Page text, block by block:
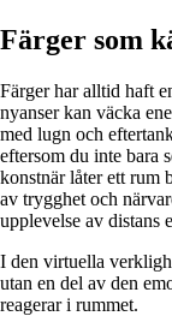
Färger som
Färger har alltid haft
nyanser kan väcka
med lugn och
eftersom du inte bara
konstnär låter ett rum
av trygghet och
upplevelse av distans
I den virtuella
utan en del av den
reagerar i rummet.